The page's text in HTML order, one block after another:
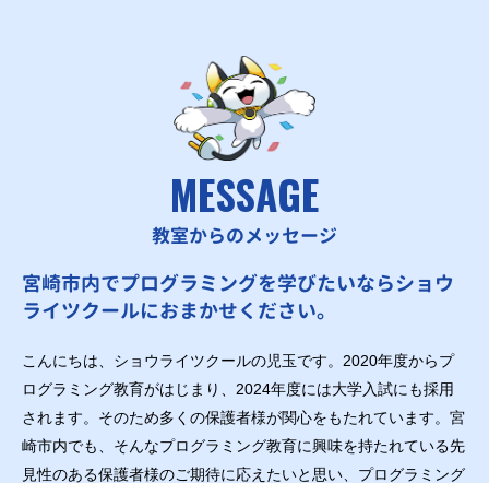
MESSAGE
教室からのメッセージ
宮崎市内でプログラミングを学びたいならショウ
ライツクールにおまかせください。
こんにちは、ショウライツクールの児玉です。2020年度からプ
ログラミング教育がはじまり、2024年度には大学入試にも採用
されます。そのため多くの保護者様が関心をもたれています。宮
崎市内でも、そんなプログラミング教育に興味を持たれている先
見性のある保護者様のご期待に応えたいと思い、プログラミング